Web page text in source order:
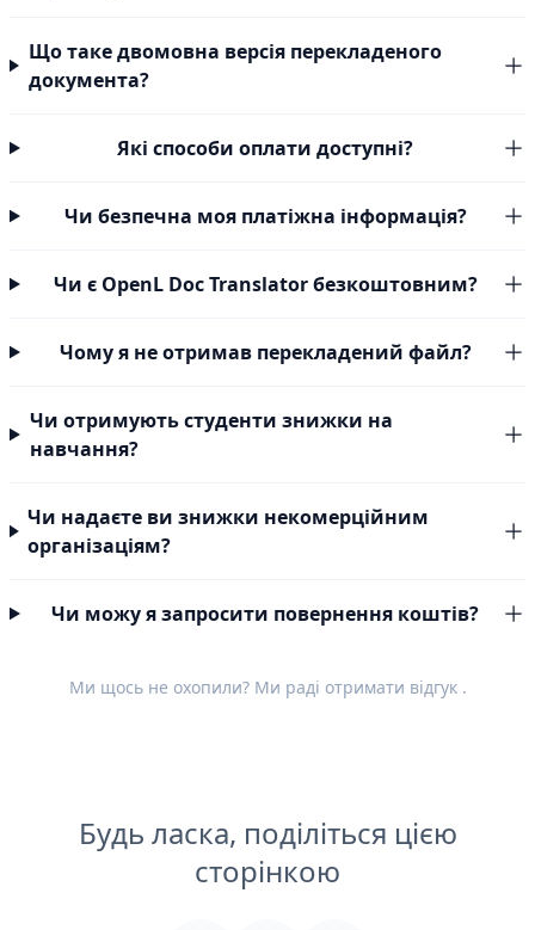
Що таке двомовна версія перекладеного
документа?
Які способи оплати доступні?
Чи безпечна моя платіжна інформація?
Чи є OpenL Doc Translator безкоштовним?
Чому я не отримав перекладений файл?
Чи отримують студенти знижки на
навчання?
Чи надаєте ви знижки некомерційним
організаціям?
Чи можу я запросити повернення коштів?
Ми щось не охопили? Ми раді отримати відгук.
Будь ласка, поділіться цією
сторінкою